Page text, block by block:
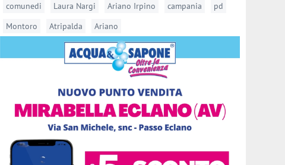
comunedi
Laura Nargi Ariano Irpino campania
pd
Montoro
Atripalda Ariano